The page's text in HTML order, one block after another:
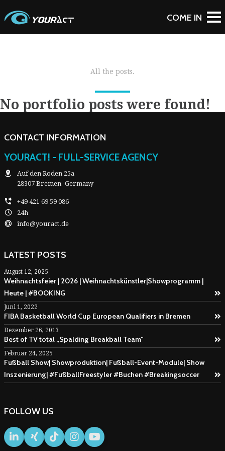
All the posts.
No portfolio posts were found!
CONTACT INFORMATION
YOURACT! - FULL-SERVICE AGENCY
Auf den Roden 25a
28307 Bremen -Germany
+49 421 69 59 086
24h
info@youract.de
LATEST POSTS
August 12, 2025
Weihnachtsfeier | 2026 | Weihnachtskünstler|Showprogramm |
Heute | #BOOKING
Juni 1, 2022
FIBA Basketball World Cup European Qualifiers in Bremen
Dezember 26, 2013
Best of TV total „Spalding Breakball Team“
Februar 24, 2025
Fußball Show| Showproduktion| Fußball-Event-Module| Show
Inszenierung| #FußballFreestyler #Buchen #Breakingsoccer
FOLLOW US